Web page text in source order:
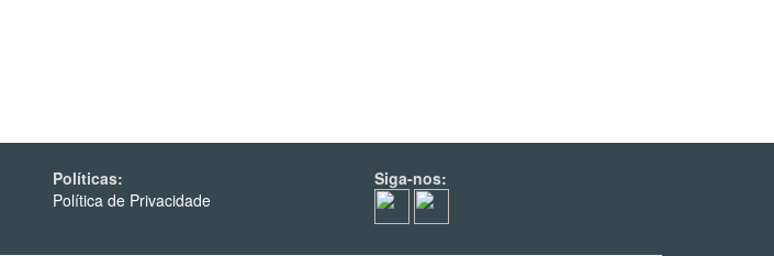
Políticas:
Política de Privacidade
Siga-nos: